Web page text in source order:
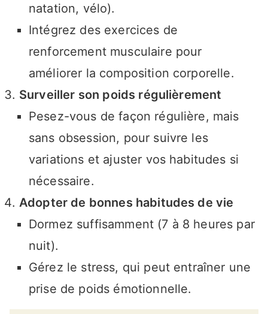
natation, vélo).
Intégrez des exercices de
renforcement musculaire pour
améliorer la composition corporelle.
Surveiller son poids régulièrement
Pesez-vous de façon régulière, mais
sans obsession, pour suivre les
variations et ajuster vos habitudes si
nécessaire.
Adopter de bonnes habitudes de vie
Dormez suffisamment (7 à 8 heures par
nuit).
Gérez le stress, qui peut entraîner une
prise de poids émotionnelle.